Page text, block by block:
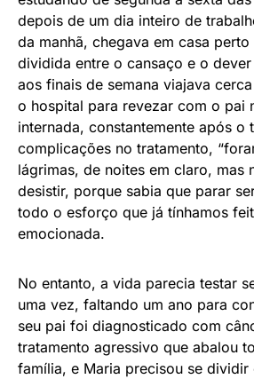
depois de um dia inteiro de
da manhã, chegava em casa
dividida entre o cansaço e o
aos finais de semana viajava
o hospital para revezar com o pai
internada, constantemente após o
complicações no tratamento,
lágrimas, de noites em claro, mas
desistir, porque sabia que parar
todo o esforço que já tínhamos
emocionada.
No entanto, a vida parecia testar
uma vez, faltando um ano para
seu pai foi diagnosticado com
tratamento agressivo que abalou
família, e Maria precisou se dividir